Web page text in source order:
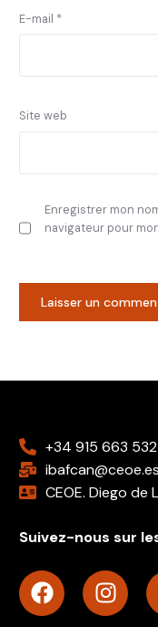
E-mail *
Site web
Enregistrer mon
navigateur pour
+34 915 663 532
ibafcan@ceoe.es
CEOE. Diego
Suivez-nous sur